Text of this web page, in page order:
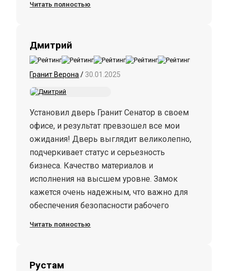
Читать полностью
Дмитрий
Гранит Верона / 30.01.2025
Установил дверь Гранит Сенатор в своем
офисе, и результат превзошел все мои
ожидания! Дверь выглядит великолепно,
подчеркивает статус и серьезность
бизнеса. Качество материалов и
исполнения на высшем уровне. Замок
кажется очень надежным, что важно для
обеспечения безопасности рабочего
Читать полностью
Рустам